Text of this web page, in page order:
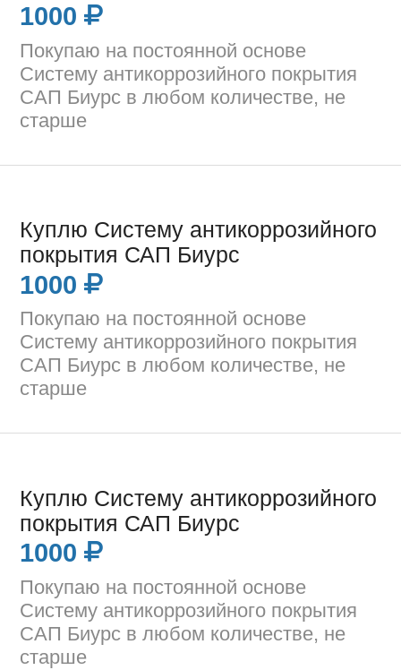
1000
Покупаю на постоянной основе
Систему антикоррозийного покрытия
САП Биурс в любом количестве, не
старше
Куплю Систему антикоррозийного
покрытия САП Биурс
1000
Покупаю на постоянной основе
Систему антикоррозийного покрытия
САП Биурс в любом количестве, не
старше
Куплю Систему антикоррозийного
покрытия САП Биурс
1000
Покупаю на постоянной основе
Систему антикоррозийного покрытия
САП Биурс в любом количестве, не
старше